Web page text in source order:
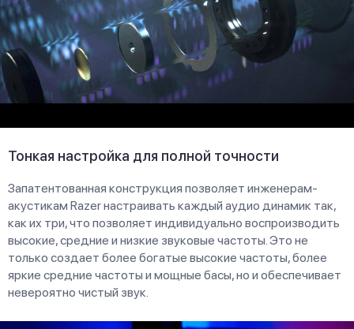
Тонкая настройка для полной точности
Запатентованная конструкция позволяет инженерам-
акустикам Razer настраивать каждый аудио динамик так,
как их три, что позволяет индивидуально воспроизводить
высокие, средние и низкие звуковые частоты. Это не
только создает более богатые высокие частоты, более
яркие средние частоты и мощные басы, но и обеспечивает
невероятно чистый звук.